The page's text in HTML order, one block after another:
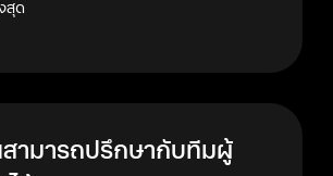
สุด
สามารถปรึกษากับทีมผู้